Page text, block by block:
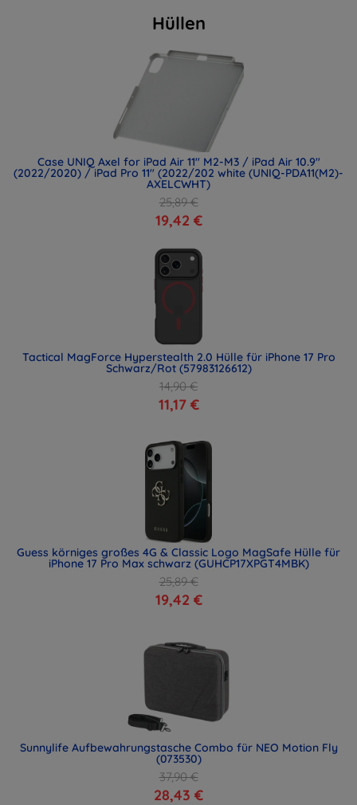
Hüllen
Case UNIQ Axel for iPad Air 11" M2-M3 / iPad Air 10.9"
(2022/2020) / iPad Pro 11" (2022/202 white (UNIQ-PDA11(M2)-
AXELCWHT)
25,89 €
19,42 €
Tactical MagForce Hyperstealth 2.0 Hülle für iPhone 17 Pro
Schwarz/Rot (57983126612)
14,90 €
11,17 €
Guess körniges großes 4G & Classic Logo MagSafe Hülle für
iPhone 17 Pro Max schwarz (GUHCP17XPGT4MBK)
25,89 €
19,42 €
Sunnylife Aufbewahrungstasche Combo für NEO Motion Fly
(073530)
37,90 €
28,43 €